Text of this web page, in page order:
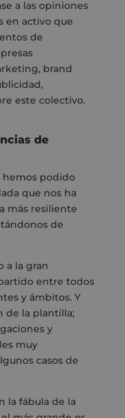
a las opiniones
en activo que
de
brand
este colectivo.
de
hemos podido
que nos ha
más resiliente
de
a la gran
entre todos
y ámbitos. Y
de la plantilla;
y
muy
casos de
la fábula de la